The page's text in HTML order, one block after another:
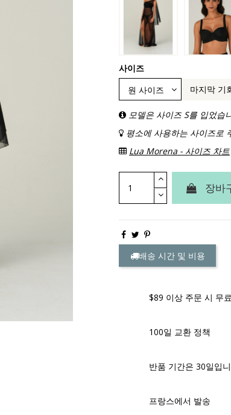
사이즈
마지막 기
모델은 사이즈 S를 입었습
평소에 사용하는 사이즈로
Lua Morena - 사이즈 차트
장바
배송 시간 및 비용
$89 이상 주문 시 무
100일 교환 정책
반품 기간은 30일입
프랑스에서 발송